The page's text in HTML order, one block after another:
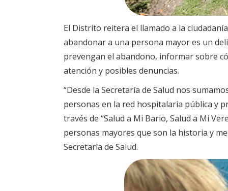
El Distrito reitera el llamado a la
abandonar a una persona mayor es un
prevengan el abandono, informar sobre
atención y posibles denuncias.
“Desde la Secretaría de Salud nos
personas en la red hospitalaria pública y
través de “Salud a Mi Bario, Salud a Mi
personas mayores que son la historia y
Secretaría de Salud.